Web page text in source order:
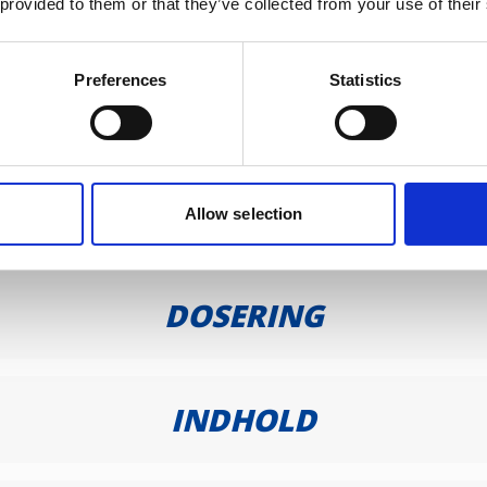
Preferences Statistics
Allow selection
lægehjælp.Pakningsstørrelser:Blister: 10, 20, 60, 100
pakningsstørrelser > 20 stk.: HA18.
inden brug. Kontakt lægen eller apoteket, hvis
S.
PRODUKT BESKRIVELSE
DOSERING
INDHOLD